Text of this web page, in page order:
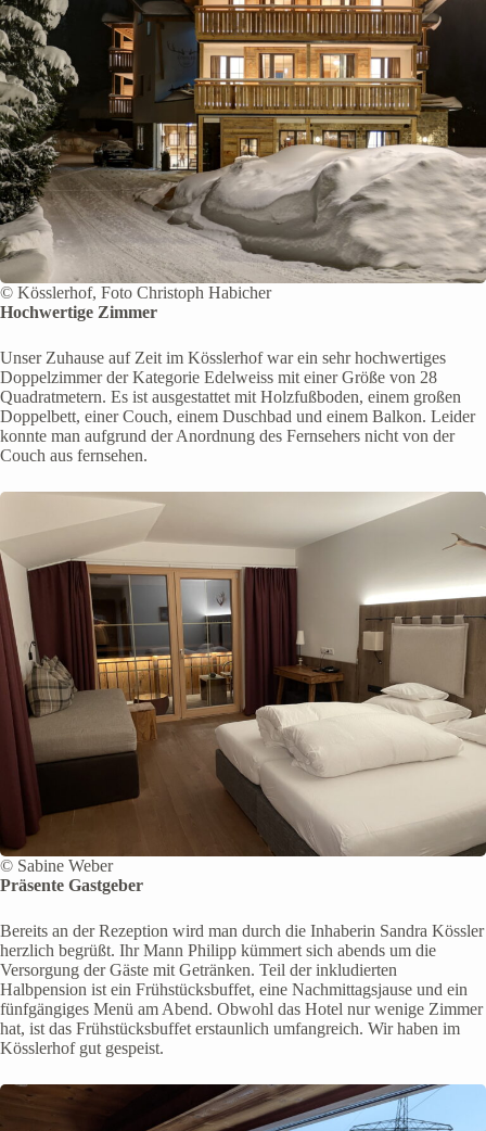
© Kösslerhof, Foto Christoph Habicher
Hochwertige Zimmer
Unser Zuhause auf Zeit im Kösslerhof war ein sehr hochwertiges
Doppelzimmer der Kategorie Edelweiss mit einer Größe von 28
Quadratmetern. Es ist ausgestattet mit Holzfußboden, einem großen
Doppelbett, einer Couch, einem Duschbad und einem Balkon. Leider
konnte man aufgrund der Anordnung des Fernsehers nicht von der
Couch aus fernsehen.
© Sabine Weber
Präsente Gastgeber
Bereits an der Rezeption wird man durch die Inhaberin Sandra Kössler
herzlich begrüßt. Ihr Mann Philipp kümmert sich abends um die
Versorgung der Gäste mit Getränken. Teil der inkludierten
Halbpension ist ein Frühstücksbuffet, eine Nachmittagsjause und ein
fünfgängiges Menü am Abend. Obwohl das Hotel nur wenige Zimmer
hat, ist das Frühstücksbuffet erstaunlich umfangreich. Wir haben im
Kösslerhof gut gespeist.